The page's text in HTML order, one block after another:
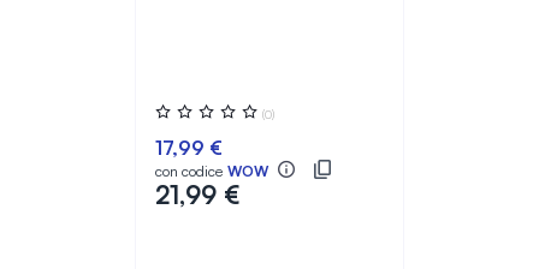
Valutazione:
0%
(0)
17,99 €
con codice WOW
21,99 €